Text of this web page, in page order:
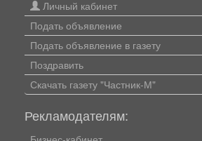
Личный кабинет
Подать объявление
Подать объявление в газету
Поздравить
Скачать газету "Частник-М"
Рекламодателям: